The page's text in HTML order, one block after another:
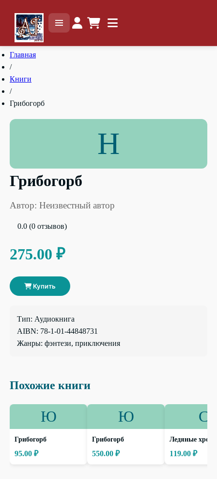
Главная
/
Книги
/
Грибогорб
Н
Грибогорб
Автор: Неизвестный автор
0.0 (0 отзывов)
275.00 ₽
Купить
Тип: Аудиокнига
AIBN: 78-1-01-44848731
Жанры: фэнтези, приключения
Похожие книги
Ю
Грибогорб
95.00 ₽
Ю
Грибогорб
550.00 ₽
С
Ледяные
119.00 ₽